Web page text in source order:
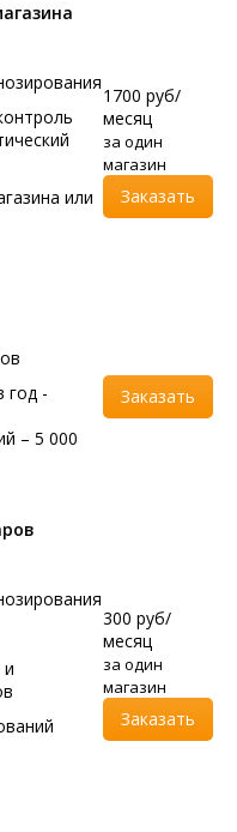
или
1700 руб/
месяц
за один
магазин
Заказать
год -
– 5 000
Заказать
300 руб/
месяц
за один
магазин
Заказать